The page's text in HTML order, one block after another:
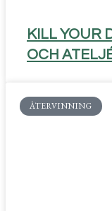
KILL YOUR
OCH
ÅTERVINNING